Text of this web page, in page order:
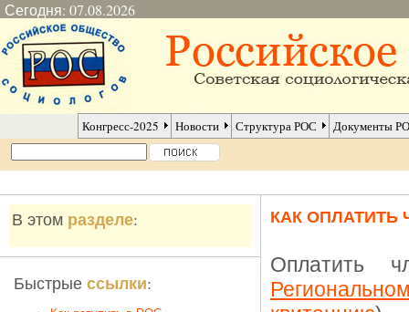
Сегодня: 07.08.2026
Конгресс-2025 Новости Структура РОС Документы
В этом разделе:
Быстрые ссылки:
КАК
Оплатить